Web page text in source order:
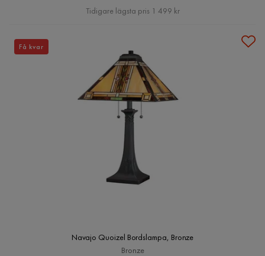
Pris
Tidigare lägsta pris 1 499 kr
Navajo Quoizel Bordslampa, Bronze
Bronze
Få kvar